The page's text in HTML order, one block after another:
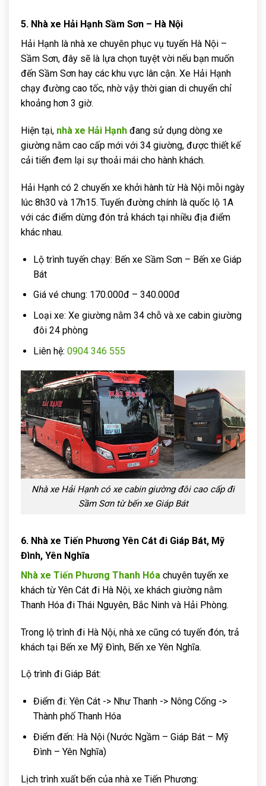
5. Nhà xe Hải Hạnh Sầm Sơn – Hà Nội
Hải Hạnh là nhà xe chuyên phục vụ tuyến Hà Nội –
Sầm Sơn, đây sẽ là lựa chọn tuyệt vời nếu bạn muốn
đến Sầm Sơn hay các khu vực lân cận. Xe Hải Hạnh
chạy đường cao tốc, nhờ vậy thời gian di chuyển chỉ
khoảng hơn 3 giờ.
Hiện tại, nhà xe Hải Hạnh đang sử dụng dòng xe
giường nằm cao cấp mới với 34 giường, được thiết kế
cải tiến đem lại sự thoải mái cho hành khách.
Hải Hạnh có 2 chuyến xe khởi hành từ Hà Nội mỗi ngày
lúc 8h30 và 17h15. Tuyến đường chính là quốc lộ 1A
với các điểm dừng đón trả khách tại nhiều địa điểm
khác nhau.
Lộ trình tuyến chạy: Bến xe Sầm Sơn – Bến xe Giáp
Bát
Giá vé chung: 170.000đ – 340.000đ
Loại xe: Xe giường nằm 34 chỗ và xe cabin giường
đôi 24 phòng
Liên hệ: 0904 346 555
Nhà xe Hải Hạnh có xe cabin giường đôi cao cấp đi
Sầm Sơn từ bến xe Giáp Bát
6. Nhà xe Tiến Phương Yên Cát đi Giáp Bát, Mỹ
Đình, Yên Nghĩa
Nhà xe Tiến Phương Thanh Hóa chuyên tuyến xe
khách từ Yên Cát đi Hà Nội, xe khách giường nằm
Thanh Hóa đi Thái Nguyên, Bắc Ninh và Hải Phòng.
Trong lộ trình đi Hà Nội, nhà xe cũng có tuyến đón, trả
khách tại Bến xe Mỹ Đình, Bến xe Yên Nghĩa.
Lộ trình đi Giáp Bát:
Điểm đi: Yên Cát -> Như Thanh -> Nông Cống ->
Thành phố Thanh Hóa
Điểm đến: Hà Nội (Nước Ngầm – Giáp Bát – Mỹ
Đình – Yên Nghĩa)
Lịch trình xuất bến của nhà xe Tiến Phương: